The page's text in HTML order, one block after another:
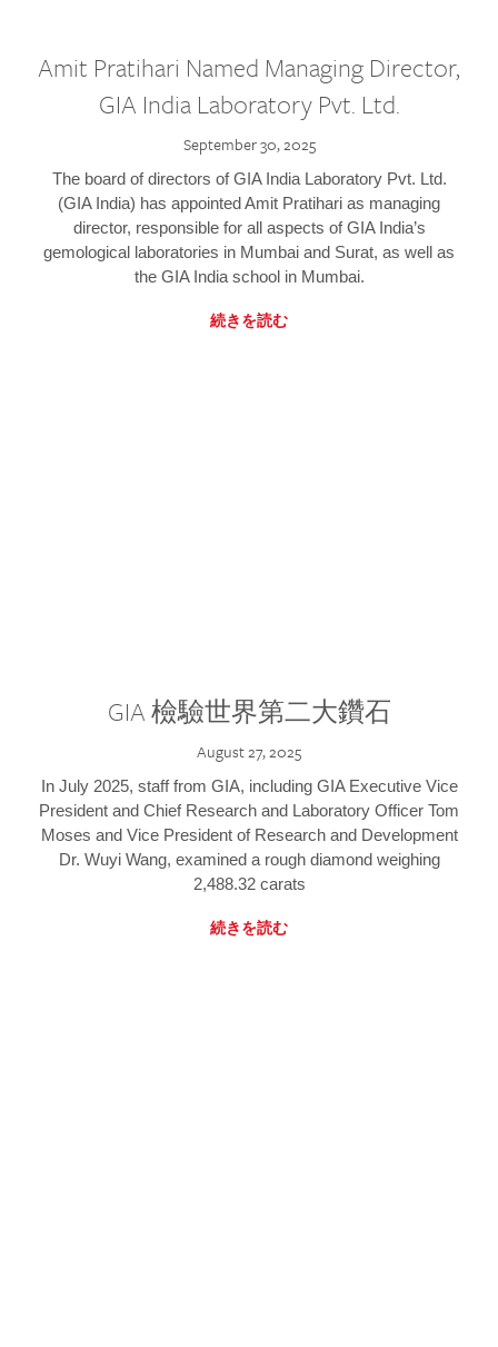
Amit Pratihari Named Managing Director,
GIA India Laboratory Pvt. Ltd.
September 30, 2025
The board of directors of GIA India Laboratory Pvt. Ltd.
(GIA India) has appointed Amit Pratihari as managing
director, responsible for all aspects of GIA India’s
gemological laboratories in Mumbai and Surat, as well as
the GIA India school in Mumbai.
続きを読む
GIA 檢驗世界第二大鑽石
August 27, 2025
In July 2025, staff from GIA, including GIA Executive Vice
President and Chief Research and Laboratory Officer Tom
Moses and Vice President of Research and Development
Dr. Wuyi Wang, examined a rough diamond weighing
2,488.32 carats
続きを読む